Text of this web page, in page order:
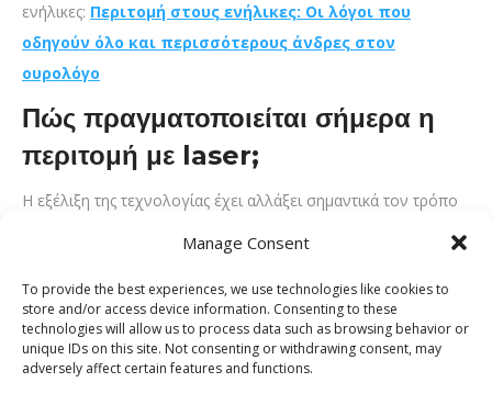
Manage Consent
To provide the best experiences, we use technologies like cookies to
store and/or access device information. Consenting to these
technologies will allow us to process data such as browsing behavior or
unique IDs on this site. Not consenting or withdrawing consent, may
adversely affect certain features and functions.
ενήλικες: Περιτομή στους ενήλικες: Οι λόγοι που
οδηγούν όλο και περισσότερους άνδρες στον
ουρολόγο
Πώς πραγματοποιείται σήμερα η
περιτομή με laser;
Η εξέλιξη της τεχνολογίας έχει αλλάξει σημαντικά τον τρόπο
διάρκεια της επέμβασης και καλύτερο χειρουργικό έλεγχο.
Η διαδικασία πραγματοποιείται συνήθως με τοπική
αναισθησία, ολοκληρώνεται σε σύντομο χρονικό διάστημα